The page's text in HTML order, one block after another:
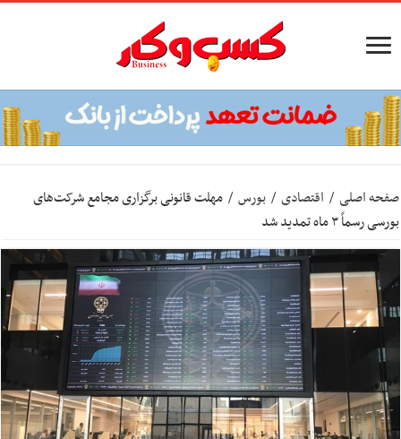
صفحه اصلی / اقتصادی / بورس / مهلت قانونی برگزاری مجامع شرکت‌های
بورسی رسماً ۳ ماه تمدید شد